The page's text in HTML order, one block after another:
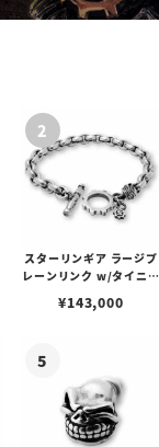
スターリンギア ラージプ
レーンリンク w/タイニー
¥143,000